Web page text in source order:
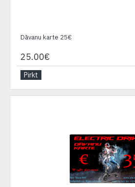
Dāvanu karte 25€
25.00€
Pirkt